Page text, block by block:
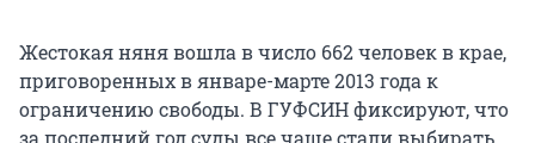
Жестокая няня вошла в число 662 человек в крае,
приговоренных в январе-марте 2013 года к
ограничению свободы. В ГУФСИН фиксируют, что
за последний год суды все чаще стали выбирать